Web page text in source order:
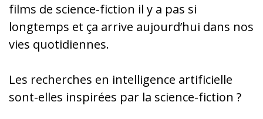
films de science-fiction il y a pas si
longtemps et ça arrive aujourd’hui dans nos
vies quotidiennes.
Les recherches en intelligence artificielle
sont-elles inspirées par la science-fiction ?